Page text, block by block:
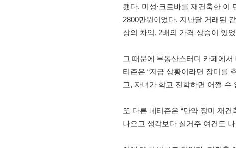
됐다. 미성·크로바를 재건축한 이
2800만원이었다. 지난달 거래된
상의 차익, 2배의 가격 상승이 있
그 때문에 부동산스터디 카페에
티즌은 “지금 상황이라면 장미를
고, 자녀가 학교 진학하면 어쩔 수
또 다른 네티즌은 “만약 장미 재
나오고 생각보다 실거주 여건도